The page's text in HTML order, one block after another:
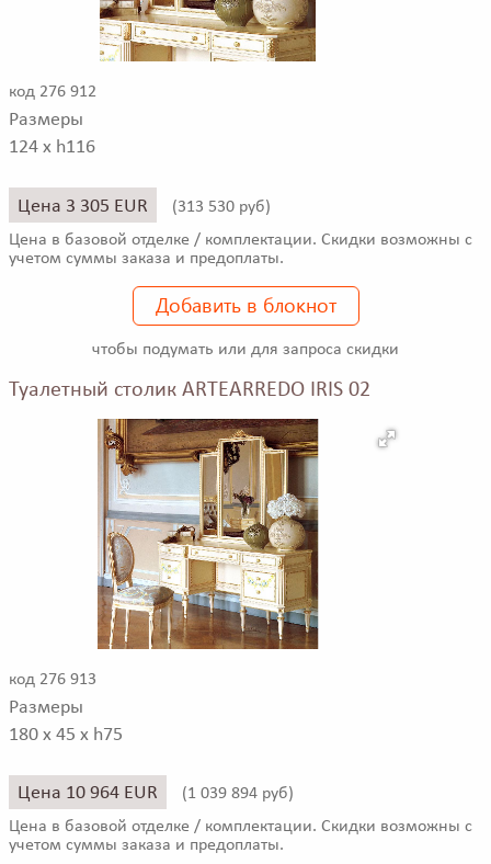
код 276 912
Размеры
124 x h116
Цена 3 305 EUR (313 530 руб)
Цена в базовой отделке / комплектации. Скидки возможны с
учетом суммы заказа и предоплаты.
Добавить в блокнот
чтобы подумать или для запроса скидки
Туалетный столик ARTEARREDO IRIS 02
код 276 913
Размеры
180 x 45 x h75
Цена 10 964 EUR (1 039 894 руб)
Цена в базовой отделке / комплектации. Скидки возможны с
учетом суммы заказа и предоплаты.